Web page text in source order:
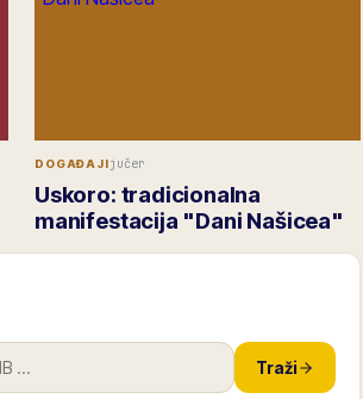
DOGAĐAJIjučer
Uskoro: tradicionalna
manifestacija "Dani Našicea"
Traži